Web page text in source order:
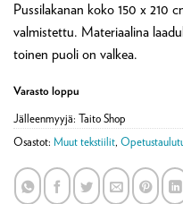
Pussilakanan koko 150 x 210
valmistettu. Materiaalina
toinen puoli on valkea.
Varasto loppu
Jälleenmyyjä: Taito Shop
Osastot: Muut tekstiilit,